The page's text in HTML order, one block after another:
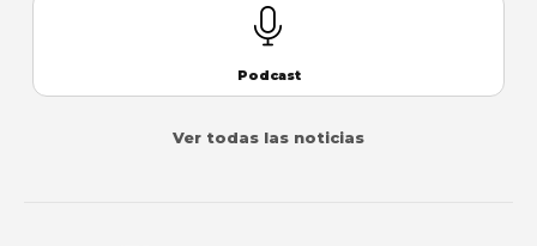
Podcast
Ver todas las noticias